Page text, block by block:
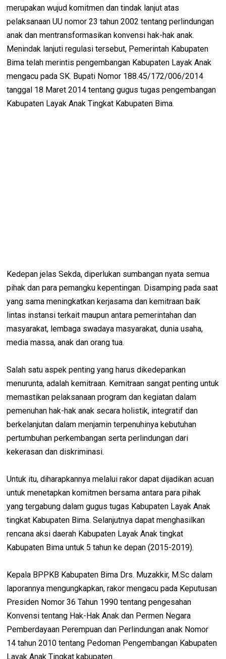
merupakan wujud komitmen dan tindak lanjut atas
pelaksanaan UU nomor 23 tahun 2002 tentang perlindungan
anak dan mentransformasikan konvensi hak-hak anak.
Menindak lanjuti regulasi tersebut, Pemerintah Kabupaten
Bima telah merintis pengembangan Kabupaten Layak Anak
mengacu pada SK. Bupati Nomor 188.45/172/006/2014
tanggal 18 Maret 2014 tentang gugus tugas pengembangan
Kabupaten Layak Anak Tingkat Kabupaten Bima.
Kedepan jelas Sekda, diperlukan sumbangan nyata semua
pihak dan para pemangku kepentingan. Disamping pada saat
yang sama meningkatkan kerjasama dan kemitraan baik
lintas instansi terkait maupun antara pemerintahan dan
masyarakat, lembaga swadaya masyarakat, dunia usaha,
media massa, anak dan orang tua.
Salah satu aspek penting yang harus dikedepankan
menurunta, adalah kemitraan. Kemitraan sangat penting untuk
memastikan pelaksanaan program dan kegiatan dalam
pemenuhan hak-hak anak secara holistik, integratif dan
berkelanjutan dalam menjamin terpenuhinya kebutuhan
pertumbuhan perkembangan serta perlindungan dari
kekerasan dan diskriminasi.
Untuk itu, diharapkannya melalui rakor dapat dijadikan acuan
untuk menetapkan komitmen bersama antara para pihak
yang tergabung dalam gugus tugas Kabupaten Layak Anak
tingkat Kabupaten Bima. Selanjutnya dapat menghasilkan
rencana aksi daerah Kabupaten Layak Anak tingkat
Kabupaten Bima untuk 5 tahun ke depan (2015-2019).
Kepala BPPKB Kabupaten Bima Drs. Muzakkir, M.Sc dalam
laporannya mengungkapkan, rakor mengacu pada Keputusan
Presiden Nomor 36 Tahun 1990 tentang pengesahan
Konvensi tentang Hak-Hak Anak dan Permen Negara
Pemberdayaan Perempuan dan Perlindungan anak Nomor
14 tahun 2010 tentang Pedoman Pengembangan Kabupaten
Layak Anak Tingkat kabupaten.